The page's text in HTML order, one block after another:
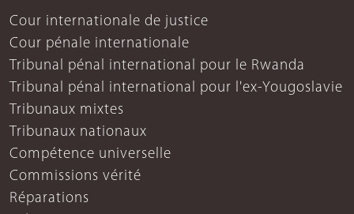
Cour internationale de justice
Cour pénale internationale
Tribunal pénal international pour le Rwanda
Tribunal pénal international pour l'ex-Yougoslavie
Tribunaux mixtes
Tribunaux nationaux
Compétence universelle
Commissions vérité
Réparations